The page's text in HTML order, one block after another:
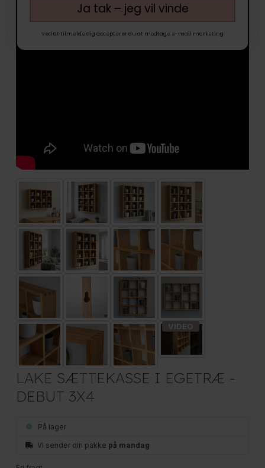
LAKE SÆTTEKASSE I EGETRÆ -
DEBUT 3X4
På lager
Vi sender din pakke på mandag
Ja tak – jeg vil vinde
Ved at tilmelde dig accepterer du at modtage e-mail marketing